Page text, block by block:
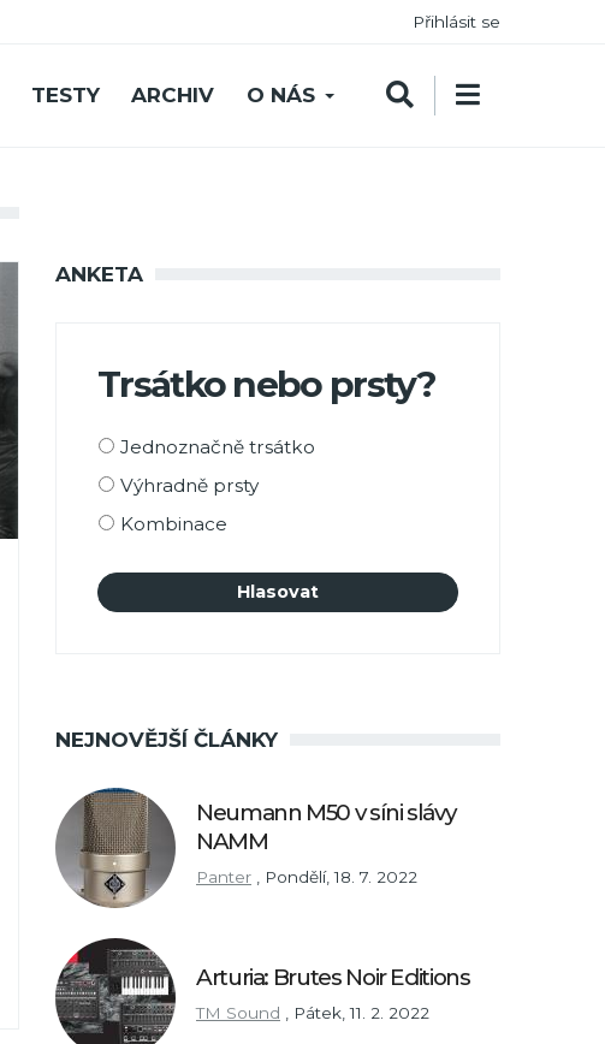
Přihlásit se
TESTY ARCHIV O NÁS
ANKETA
Trsátko nebo prsty?
Možnosti
Jednoznačně trsátko
Výhradně prsty
Kombinace
NEJNOVĚJŠÍ ČLÁNKY
Neumann M50 v síni slávy
NAMM
Panter Pondělí, 18. 7. 2022
Arturia: Brutes Noir Editions
TM Sound Pátek, 11. 2. 2022